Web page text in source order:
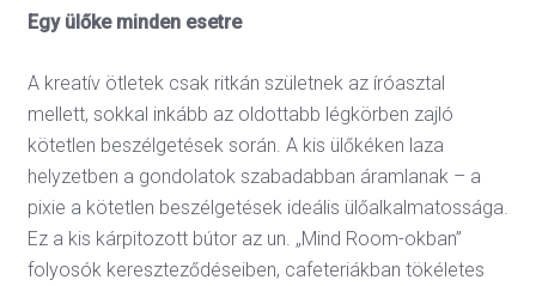
Egy ülőke minden esetre
A kreatív ötletek csak ritkán születnek az íróasztal
mellett, sokkal inkább az oldottabb légkörben zajló
kötetlen beszélgetések során. A kis ülőkéken laza
helyzetben a gondolatok szabadabban áramlanak – a
pixie a kötetlen beszélgetések ideális ülőalkalmatossága.
Ez a kis kárpitozott bútor az un. „Mind Room-okban”
folyosók kereszteződéseiben, cafeteriákban tökéletes